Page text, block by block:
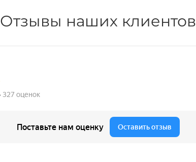
Отзывы наших клиентов